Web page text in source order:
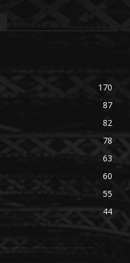
170
87
82
78
63
60
55
44